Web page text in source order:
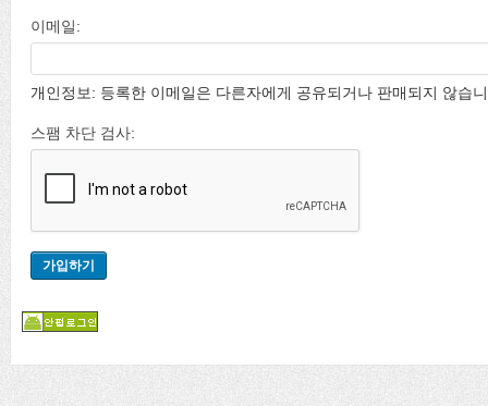
이메일:
개인정보: 등록한 이메일은 다른자에게 공유되거나 판매되지 않습
스팸 차단 검사: